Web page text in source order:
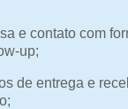
e contato com
up;
de entrega e